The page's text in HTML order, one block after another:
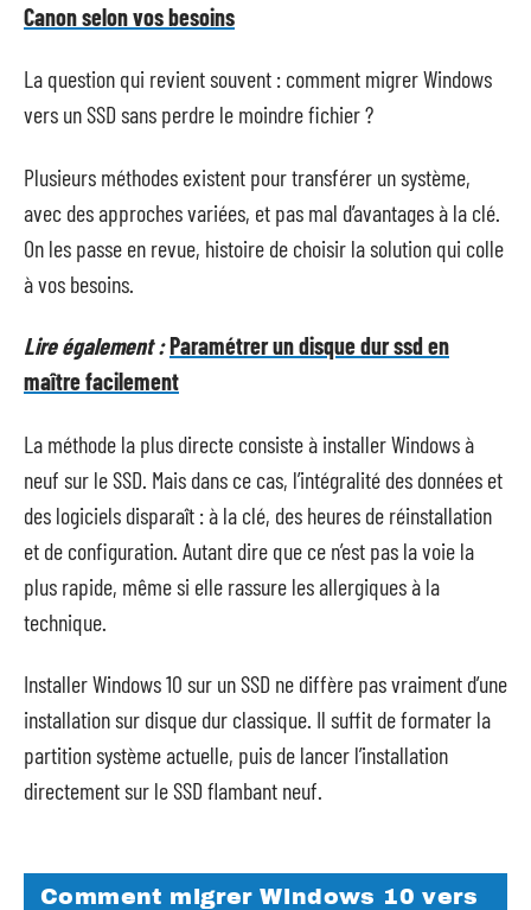
Canon selon vos besoins
La question qui revient souvent : comment migrer Windows
vers un SSD sans perdre le moindre fichier ?
Plusieurs méthodes existent pour transférer un système,
avec des approches variées, et pas mal d’avantages à la clé.
On les passe en revue, histoire de choisir la solution qui colle
à vos besoins.
Lire également :Paramétrer un disque dur ssd en
maître facilement
La méthode la plus directe consiste à installer Windows à
neuf sur le SSD. Mais dans ce cas, l’intégralité des données et
des logiciels disparaît : à la clé, des heures de réinstallation
et de configuration. Autant dire que ce n’est pas la voie la
plus rapide, même si elle rassure les allergiques à la
technique.
Installer Windows 10 sur un SSD ne diffère pas vraiment d’une
installation sur disque dur classique. Il suffit de formater la
partition système actuelle, puis de lancer l’installation
directement sur le SSD flambant neuf.
Comment migrer Windows 10 vers